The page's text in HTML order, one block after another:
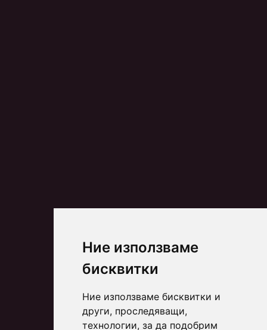
Ние използваме
бисквитки
Ние използваме бисквитки и
други, проследяващи,
технологии, за да подобрим